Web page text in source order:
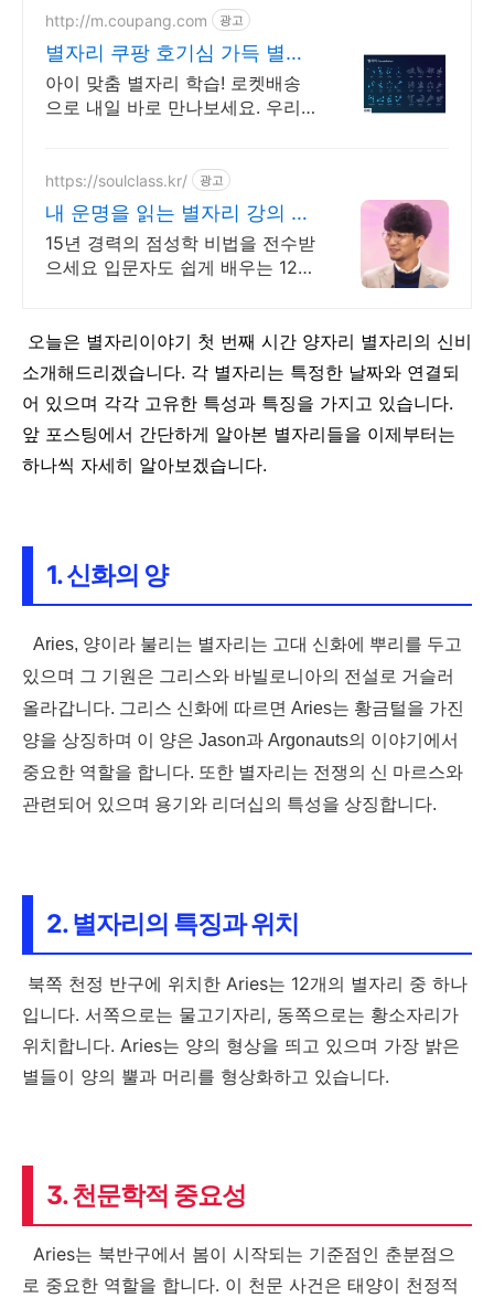
http://m.coupang.com 광고
별자리 쿠팡 호기심 가득 별자
리
아이 맞춤 별자리 학습! 로켓배송
으로 내일 바로 만나보세요. 우리
https://soulclass.kr/ 광고
내 운명을 읽는 별자리 강의 별
자리로 보는 나
15년 경력의 점성학 비법을 전수받
으세요 입문자도 쉽게 배우는 12별
오늘은 별자리이야기 첫 번째 시간 양자리 별자리의 신비
소개해드리겠습니다. 각 별자리는 특정한 날짜와 연결되
어 있으며 각각 고유한 특성과 특징을 가지고 있습니다.
앞 포스팅에서 간단하게 알아본 별자리들을 이제부터는
하나씩 자세히 알아보겠습니다.
1. 신화의 양
Aries, 양이라 불리는 별자리는 고대 신화에 뿌리를 두고
있으며 그 기원은 그리스와 바빌로니아의 전설로 거슬러
올라갑니다. 그리스 신화에 따르면 Aries는 황금털을 가진
양을 상징하며 이 양은 Jason과 Argonauts의 이야기에서
중요한 역할을 합니다. 또한 별자리는 전쟁의 신 마르스와
관련되어 있으며 용기와 리더십의 특성을 상징합니다.
2. 별자리의 특징과 위치
북쪽 천정 반구에 위치한 Aries는 12개의 별자리 중 하나
입니다. 서쪽으로는 물고기자리, 동쪽으로는 황소자리가
위치합니다. Aries는 양의 형상을 띄고 있으며 가장 밝은
별들이 양의 뿔과 머리를 형상화하고 있습니다.
3. 천문학적 중요성
Aries는 북반구에서 봄이 시작되는 기준점인 춘분점으
로 중요한 역할을 합니다. 이 천문 사건은 태양이 천정적